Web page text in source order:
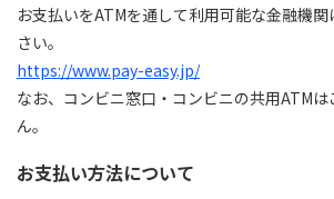
お支払いをATMを通して利用可能な金融機
さい。
https://www.pay-easy.jp/
なお、コンビニ窓口・コンビニの共用ATM
ん。
お支払い方法について